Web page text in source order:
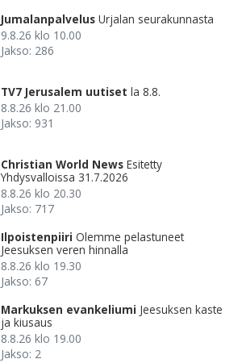
Jumalanpalvelus Urjalan seurakunnasta
9.8.26 klo 10.00
Jakso: 286
TV7 Jerusalem uutiset la 8.8.
8.8.26 klo 21.00
Jakso: 931
Christian World News Esitetty
Yhdysvalloissa 31.7.2026
8.8.26 klo 20.30
Jakso: 717
Ilpoistenpiiri Olemme pelastuneet
Jeesuksen veren hinnalla
8.8.26 klo 19.30
Jakso: 67
Markuksen evankeliumi Jeesuksen kaste
ja kiusaus
8.8.26 klo 19.00
Jakso: 2